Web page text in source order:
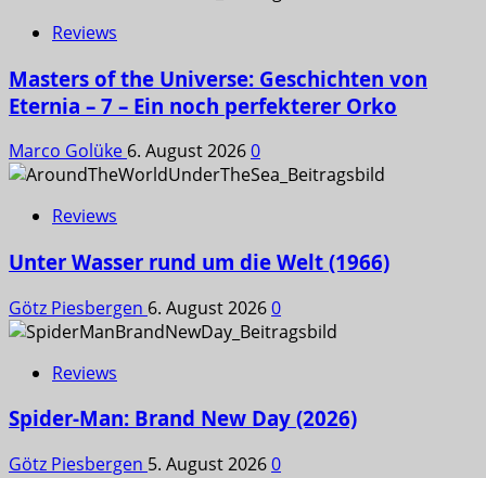
Reviews
Masters of the Universe: Geschichten von
Eternia – 7 – Ein noch perfekterer Orko
Marco Golüke 6. August 20260
Reviews
Unter Wasser rund um die Welt (1966)
Götz Piesbergen 6. August 20260
Reviews
Spider-Man: Brand New Day (2026)
Götz Piesbergen 5. August 20260